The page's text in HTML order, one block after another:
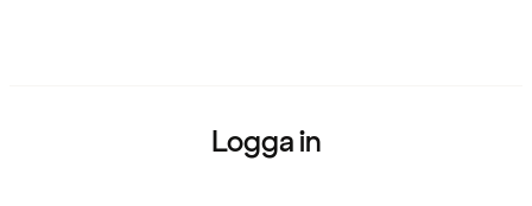
Logga in